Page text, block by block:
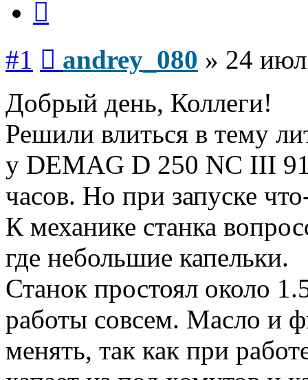
#1 andrey_080 » 24
Добрый день, Коллеги!
Решили влиться в тему
у DEMAG D 250 NC III
часов. Но при запуске
К механике станка
где небольшие капельки.
Станок простоял около
работы совсем. Масло и
менять, так как при